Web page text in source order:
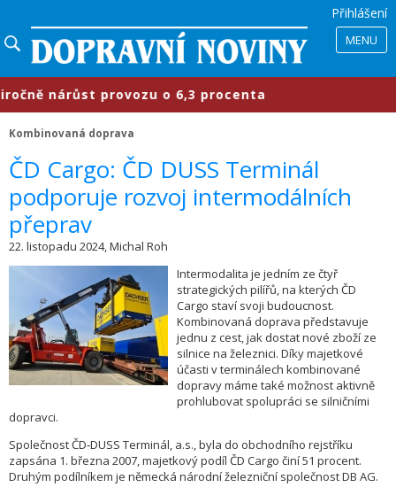
Přihlášení
MENU
nárůst provozu o 6,3 procenta
Kombinovaná doprava
ČD Cargo: ČD DUSS Terminál
podporuje rozvoj intermodálních
přeprav
22. listopadu 2024, Michal Roh
Intermodalita je jedním ze čtyř
strategických pilířů, na kterých ČD
Cargo staví svoji budoucnost.
Kombinovaná doprava představuje
jednu z cest, jak dostat nové zboží ze
silnice na železnici. Díky majetkové
účasti v terminálech kombinované
dopravy máme také možnost aktivně
prohlubovat spolupráci se silničními
dopravci.
Společnost ČD‑DUSS Terminál, a.s., byla do obchodního rejstříku
zapsána 1. března 2007, majetkový podíl ČD Cargo činí 51 procent.
Druhým podílníkem je německá národní železniční společnost DB AG.